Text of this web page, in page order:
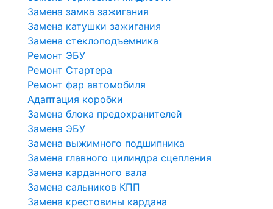
Замена замка зажигания
Замена катушки зажигания
Замена стеклоподъемника
Ремонт ЭБУ
Ремонт Стартера
Ремонт фар автомобиля
Адаптация коробки
Замена блока предохранителей
Замена ЭБУ
Замена выжимного подшипника
Замена главного цилиндра сцепления
Замена карданного вала
Замена сальников КПП
Замена крестовины кардана